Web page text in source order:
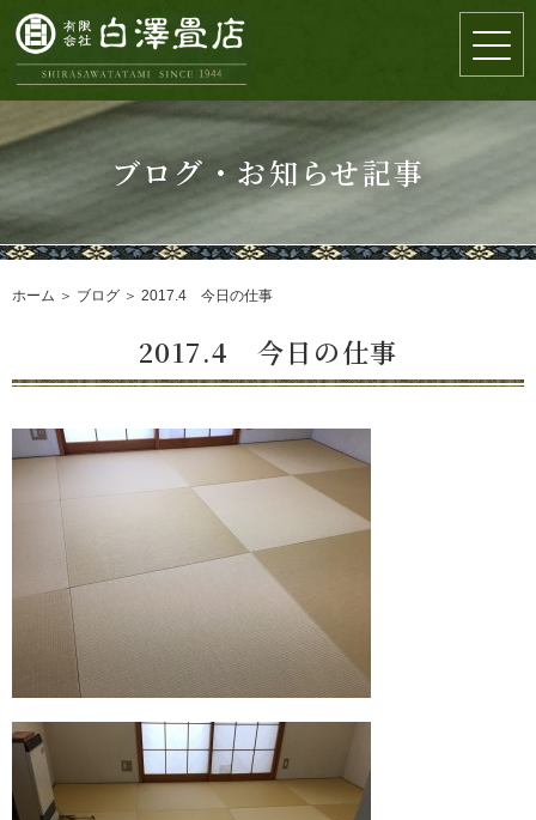
ブログ・お知らせ記事
ホーム ＞ ブログ ＞ 2017.4 今日の仕事
2017.4 今日の仕事